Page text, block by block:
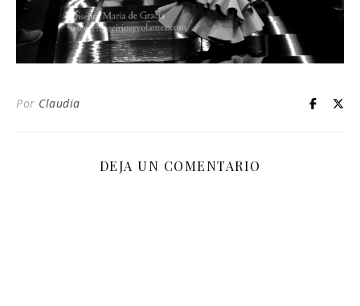
Por Claudia
DEJA UN COMENTARIO